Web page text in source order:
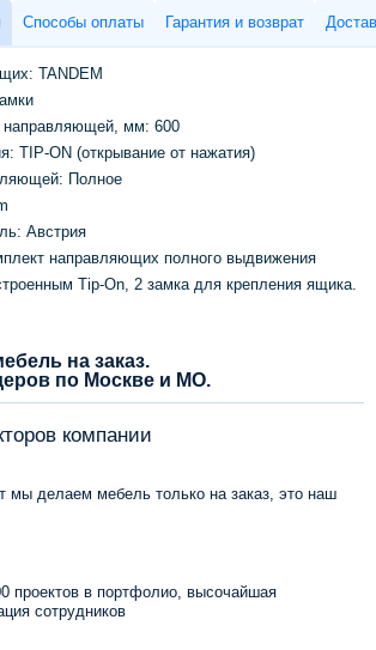
Способы оплаты Гарантия и возврат
TANDEM
направляющей, мм: 600
TIP-ON (открывание от нажатия)
Полное
Австрия
направляющих полного выдвижения
Tip-On, 2 замка для крепления ящика.
на заказ.
по Москве и МО.
компании
мы делаем мебель только на заказ, это наш
проектов в портфолио, высочайшая
сотрудников